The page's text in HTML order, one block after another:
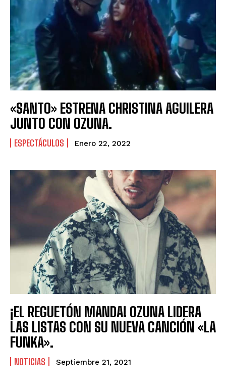
«SANTO» ESTRENA CHRISTINA AGUILERA
JUNTO CON OZUNA.
ESPECTÁCULOS Enero 22, 2022
¡EL REGUETÓN MANDA! OZUNA LIDERA
LAS LISTAS CON SU NUEVA CANCIÓN «LA
FUNKA».
NOTICIAS Septiembre 21, 2021